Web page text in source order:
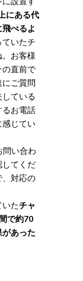
にある代
べるよ
いたチ
お客様
の直前で
ご質問
ている
るお電話
感じてい
問い合わ
してくだ
、対応の
たチャ
で約70
あった